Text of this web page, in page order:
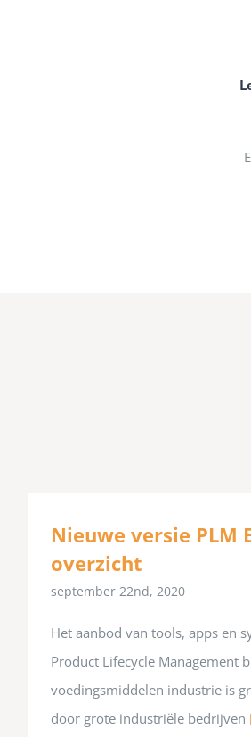
Nieuwe versie PLM
overzicht
september 22nd, 2020
Het aanbod van tools, apps en
Product Lifecycle Management
voedingsmiddelen industrie is
door grote industriële bedrijven